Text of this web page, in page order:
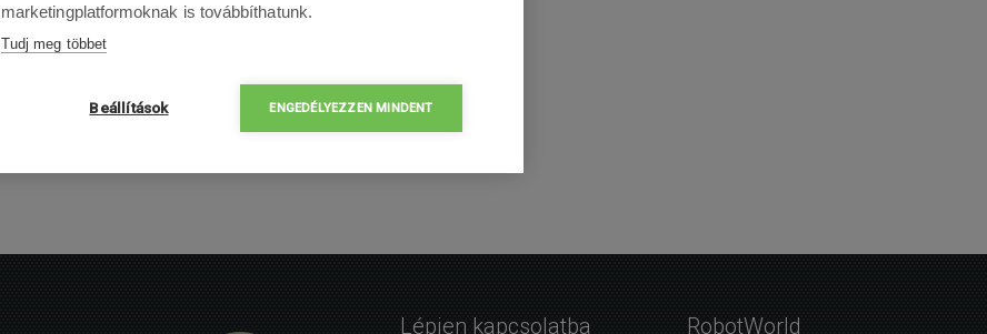
Lépjen kapcsolatba RobotWorld
marketingplatformoknak is továbbíthatunk.
Tudj meg többet
Beállítások ENGEDÉLYEZZEN MINDENT